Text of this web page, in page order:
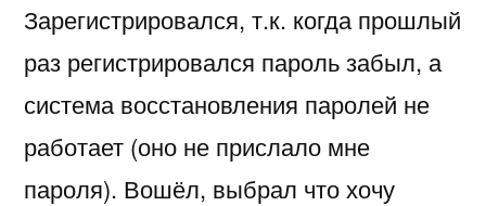
Зарегистрировался, т.к. когда прошлый
раз регистрировался пароль забыл, а
система восстановления паролей не
работает (оно не прислало мне
пароля). Вошёл, выбрал что хочу